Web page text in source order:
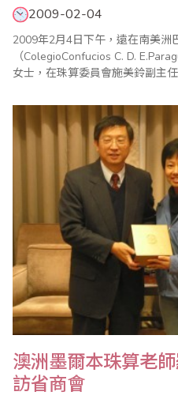
2009-02-04
2009年2月4日下午，遠在南美洲
（ColegioConfucios C. D.
女士，在珠算委員會施美鈴副主
570萬，面積近40萬平方公里，
國，首都為亞松森，是南美洲唯
在巴國首..
澳洲墨爾本珠算老
訪省商會